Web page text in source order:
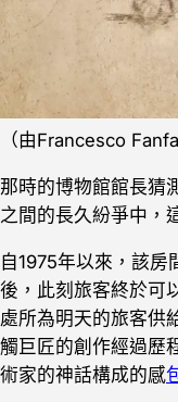
（由Francesco
那時的博物館館長猜
之間的長久紛爭中，
自1975年以來，該房
後，此刻旅客終於可
處所為明天的旅客供
觸巨匠的創作經過歷
術家的神話構成的感